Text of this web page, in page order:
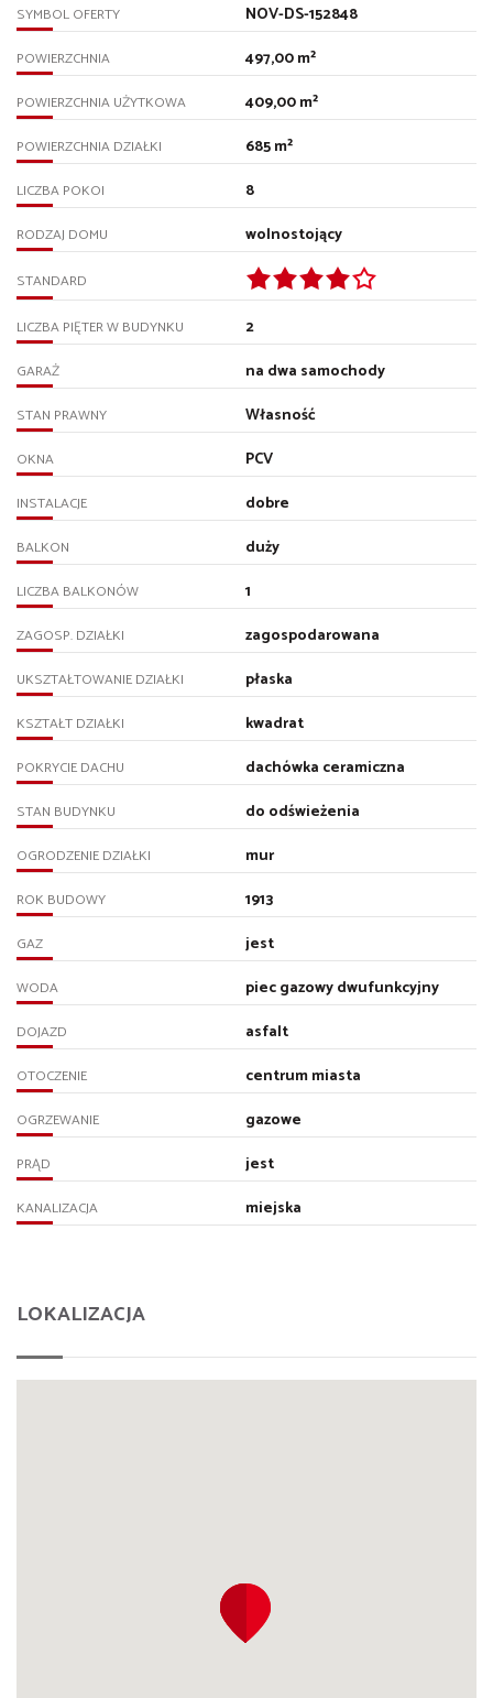
SYMBOL OFERTY NOV-DS-152848
POWIERZCHNIA 497,00 m²
POWIERZCHNIA UŻYTKOWA 409,00 m²
POWIERZCHNIA DZIAŁKI 685 m²
LICZBA POKOI 8
RODZAJ DOMU wolnostojący
STANDARD
LICZBA PIĘTER W BUDYNKU 2
GARAŻ na dwa samochody
STAN PRAWNY Własność
OKNA PCV
INSTALACJE dobre
BALKON duży
LICZBA BALKONÓW 1
ZAGOSP. DZIAŁKI zagospodarowana
UKSZTAŁTOWANIE DZIAŁKI płaska
KSZTAŁT DZIAŁKI kwadrat
POKRYCIE DACHU dachówka ceramiczna
STAN BUDYNKU do odświeżenia
OGRODZENIE DZIAŁKI mur
ROK BUDOWY 1913
GAZ jest
WODA piec gazowy dwufunkcyjny
DOJAZD asfalt
OTOCZENIE centrum miasta
OGRZEWANIE gazowe
PRĄD jest
KANALIZACJA miejska
LOKALIZACJA